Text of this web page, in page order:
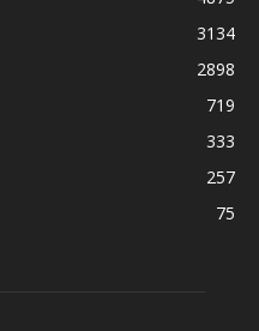
3134
2898
719
333
257
75